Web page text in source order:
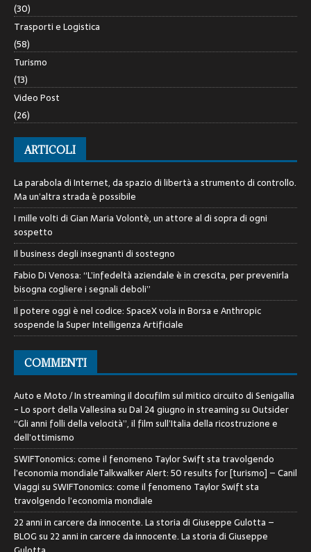
(30)
Trasporti e Logistica
(58)
Turismo
(13)
Video Post
(26)
ARTICOLI
La parabola di Internet, da spazio di libertà a strumento di controllo.
Ma un’altra strada è possibile
I mille volti di Gian Maria Volontè, un attore al di sopra di ogni
sospetto
Il business degli insegnanti di sostegno
Fabio Di Venosa: “L’infedeltà aziendale è in crescita, per prevenirla
bisogna cogliere i segnali deboli”
Il potere oggi è nel codice: SpaceX vola in Borsa e Anthropic
sospende la Super Intelligenza Artificiale
COMMENTI
Auto e Moto / In streaming il docufilm sul mitico circuito di Senigallia
- Lo sport della VallesinasuDal 24 giugno in streaming su Outsider
“Gli anni folli della velocità”, il film sull’Italia della ricostruzione e
dell’ottimismo
SWIFTonomics: come il fenomeno Taylor Swift sta travolgendo
l’economia mondialeTalkwalker Alert: 50 results for [turismo] – Canil
ViaggisuSWIFTonomics: come il fenomeno Taylor Swift sta
travolgendo l’economia mondiale
22 anni in carcere da innocente. La storia di Giuseppe Gulotta –
BLOGsu 22 anni in carcere da innocente. La storia di Giuseppe